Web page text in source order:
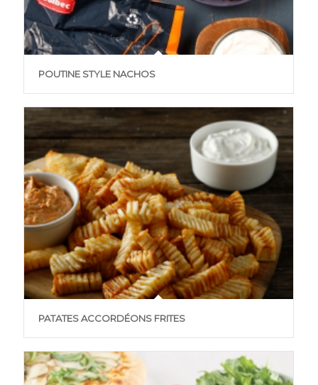
POUTINE STYLE NACHOS
PATATES ACCORDÉONS FRITES